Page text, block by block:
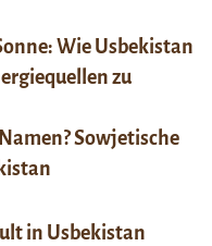
Wie Usbekistan
zu
Sowjetische
in Usbekistan